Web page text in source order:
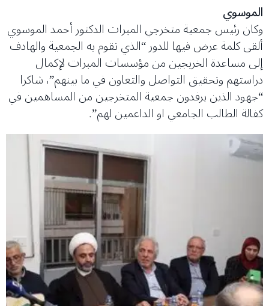
الموسوي
وكان رئيس جمعية متخرجي المبرات الدكتور أحمد الموسوي
ألقى كلمة عرض فيها للدور “الذي تقوم به الجمعية والهادف
إلى مساعدة الخريجين من مؤسسات المبرات لإكمال
دراستهم وتحقيق التواصل والتعاون في ما بينهم”، شاكرا
“جهود الذين يرفدون جمعية المتخرجين من المساهمين في
كفالة الطالب الجامعي او الداعمين لهم”.